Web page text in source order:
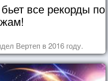
все рекорды по
Вертеп в 2016 году.